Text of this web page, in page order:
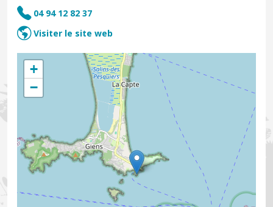
04 94 12 82 37
Visiter le site web
+
−